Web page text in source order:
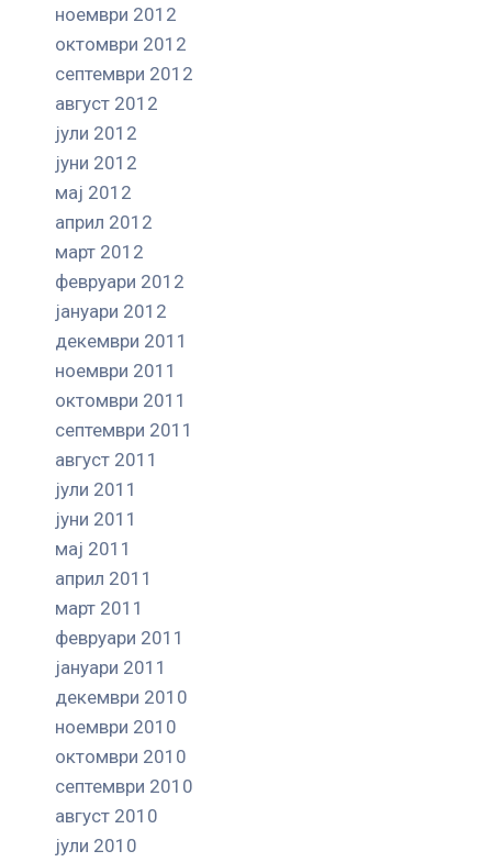
ноември 2012
октомври 2012
септември 2012
август 2012
јули 2012
јуни 2012
мај 2012
април 2012
март 2012
февруари 2012
јануари 2012
декември 2011
ноември 2011
октомври 2011
септември 2011
август 2011
јули 2011
јуни 2011
мај 2011
април 2011
март 2011
февруари 2011
јануари 2011
декември 2010
ноември 2010
октомври 2010
септември 2010
август 2010
јули 2010